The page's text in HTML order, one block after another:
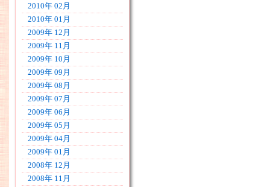
2010年 02月
2010年 01月
2009年 12月
2009年 11月
2009年 10月
2009年 09月
2009年 08月
2009年 07月
2009年 06月
2009年 05月
2009年 04月
2009年 01月
2008年 12月
2008年 11月